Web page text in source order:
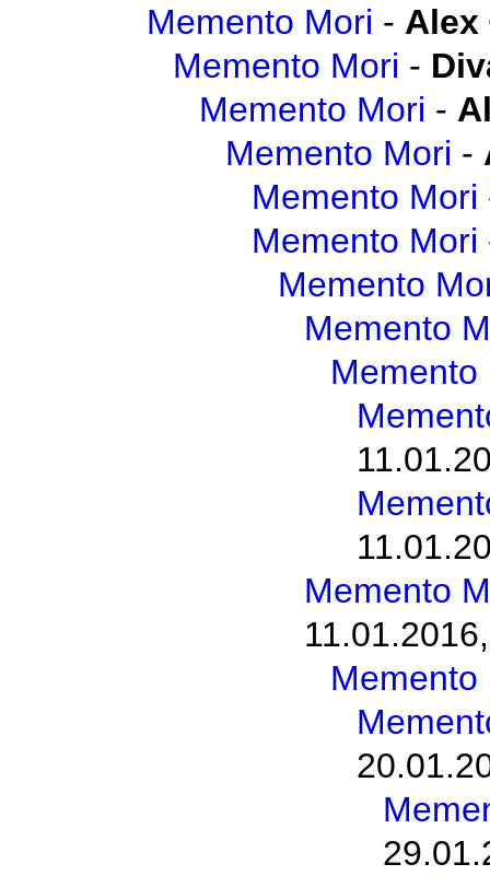
Memento Mori - Alex
Memento Mori -
Memento Mori -
Memento Mori -
Memento Mori
Memento Mori
Memento
Memento
Memento
Memento
Memento